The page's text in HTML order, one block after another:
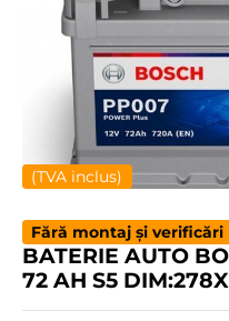
(TVA inclus)
Fără montaj și verificări
BATERIE AUTO
72 AH S5